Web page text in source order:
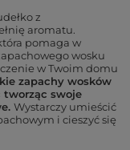
z
aromatu.
pomaga w
wosku
w Twoim domu
zapachy wosków
tworząc swoje
Wystarczy umieścić
i cieszyć się